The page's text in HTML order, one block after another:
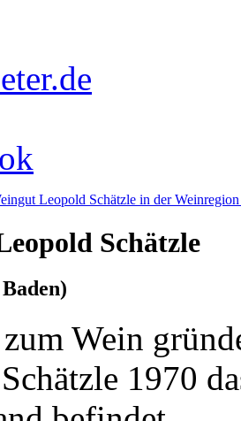
Leopold Schätzle in der
Schätzle
Wein
1970